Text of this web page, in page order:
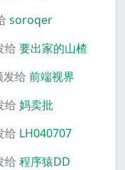
soroqer
给 要出家的山楂
发给 前端视界
给 妈卖批
给 LH040707
给 程序猿DD